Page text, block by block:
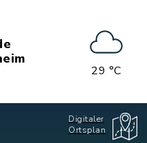
29 °C
Digitaler
Ortsplan